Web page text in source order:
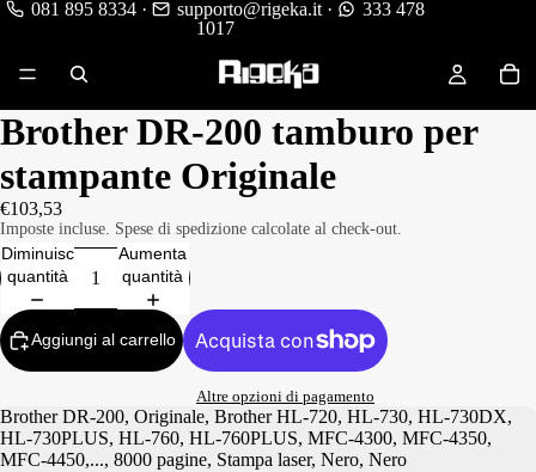
081 895 8334· supporto@rigeka.it ·
333 478
1017
Brother DR-200 tamburo per
stampante Originale
€103,53
Imposte incluse. Spese di spedizione calcolate al check-out.
Diminuisci
quantità
Aumenta
quantità
Aggiungi al carrello
Altre opzioni di pagamento
Brother DR-200, Originale, Brother HL-720, HL-730, HL-730DX,
HL-730PLUS, HL-760, HL-760PLUS, MFC-4300, MFC-4350,
MFC-4450,..., 8000 pagine, Stampa laser, Nero, Nero